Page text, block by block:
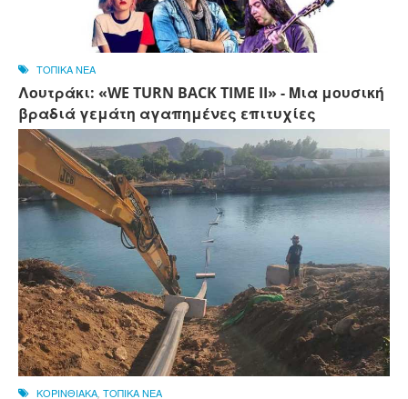
ΤΟΠΙΚΑ ΝΕΑ
Λουτράκι: «WE TURN BACK TIME II» - Μια μουσική
βραδιά γεμάτη αγαπημένες επιτυχίες
ΚΟΡΙΝΘΙΑΚΑ, ΤΟΠΙΚΑ ΝΕΑ